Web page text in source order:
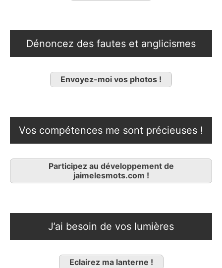
Dénoncez des fautes et anglicismes
Envoyez-moi vos photos !
Vos compétences me sont précieuses !
Participez au développement de
jaimelesmots.com !
J’ai besoin de vos lumières
Eclairez ma lanterne !